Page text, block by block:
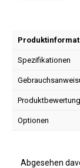
Spezifikationen
Optionen
Abgesehen